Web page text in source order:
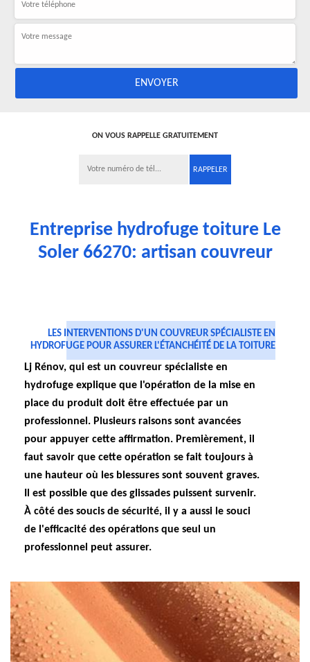
ON VOUS RAPPELLE GRATUITEMENT
Entreprise hydrofuge toiture Le
Soler 66270: artisan couvreur
LES INTERVENTIONS D'UN COUVREUR SPÉCIALISTE EN
HYDROFUGE POUR ASSURER L'ÉTANCHÉITÉ DE LA TOITURE
Lj Rénov, qui est un couvreur spécialiste en
hydrofuge explique que l'opération de la mise en
place du produit doit être effectuée par un
professionnel. Plusieurs raisons sont avancées
pour appuyer cette affirmation. Premièrement, il
faut savoir que cette opération se fait toujours à
une hauteur où les blessures sont souvent graves.
Il est possible que des glissades puissent survenir.
À côté des soucis de sécurité, il y a aussi le souci
de l'efficacité des opérations que seul un
professionnel peut assurer.